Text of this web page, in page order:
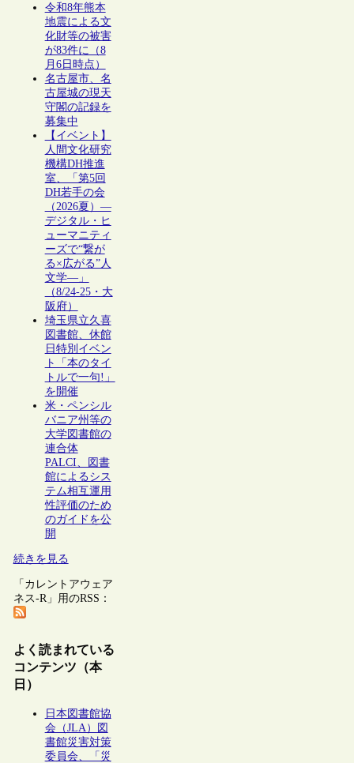
令和8年熊本
地震による文
化財等の被害
が83件に（8
月6日時点）
名古屋市、名
古屋城の現天
守閣の記録を
募集中
【イベント】
人間文化研究
機構DH推進
室、「第5回
DH若手の会
（2026夏）―
デジタル・ヒ
ューマニティ
ーズで“繋が
る×広がる”人
文学―」
（8/24-25・大
阪府）
埼玉県立久喜
図書館、休館
日特別イベン
ト「本のタイ
トルで一句!」
を開催
米・ペンシル
バニア州等の
大学図書館の
連合体
PALCI、図書
館によるシス
テム相互運用
性評価のため
のガイドを公
開
続きを見る
「カレントアウェア
ネス-R」用のRSS：
よく読まれている
コンテンツ（本
日）
日本図書館協
会（JLA）図
書館災害対策
委員会、「災